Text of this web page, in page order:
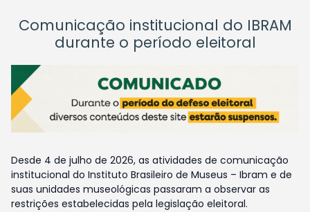
Comunicação institucional do IBRAM
durante o período eleitoral
Desde 4 de julho de 2026, as atividades de comunicação
institucional do Instituto Brasileiro de Museus – Ibram e de
suas unidades museológicas passaram a observar as
restrições estabelecidas pela legislação eleitoral.